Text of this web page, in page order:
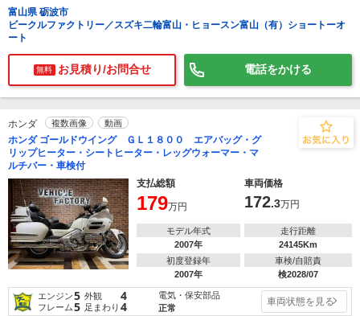
富山県 砺波市
ビークルファクトリー／スズキ二輪富山・ヒョースン富山（有）ショートーオ
ート
無料 お見積り/お問合せ 電話をかける
ホンダ 複数画像 動画
ホンダ ゴールドウイング ＧＬ１８００ エアバッグ・グ
リップヒーター・シートヒーター・レッグウォーマー・マ
ルチバー・車検付
支払総額
車両価格
179万円 172.3万円
モデル年式
2007年
走行距離
24145Km
初度登録年
2007年
車検/自賠責
検2028/07
エンジン5 外観 4
フレーム5 足まわり 4
電気・保安部品
正常
車両状態を見る